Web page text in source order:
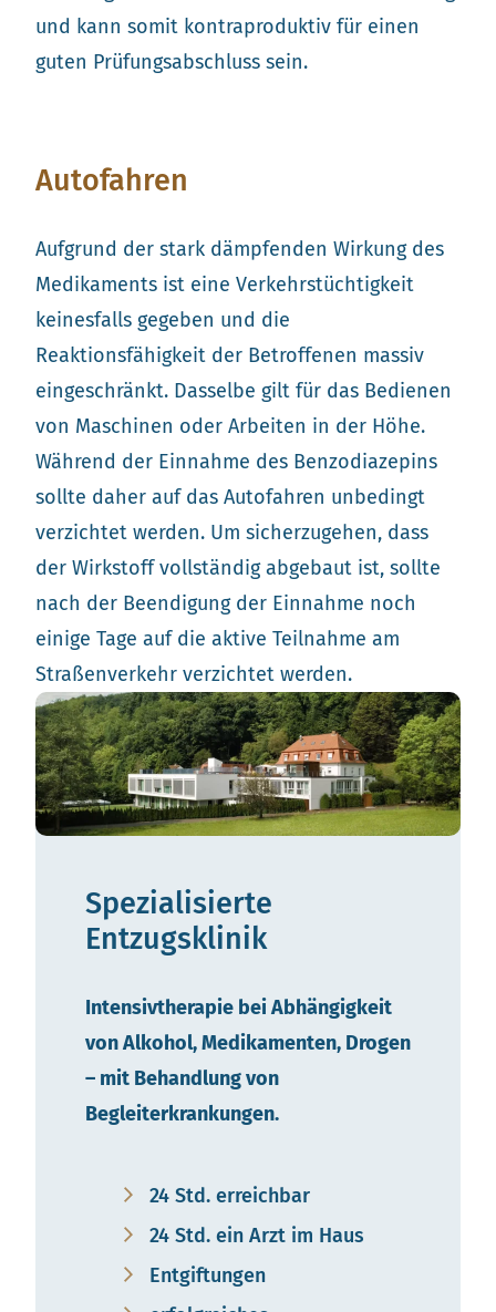
und kann somit kontraproduktiv für einen
guten Prüfungsabschluss sein.
Autofahren
Aufgrund der stark dämpfenden Wirkung des
Medikaments ist eine Verkehrstüchtigkeit
keinesfalls gegeben und die
Reaktionsfähigkeit der Betroffenen massiv
eingeschränkt. Dasselbe gilt für das Bedienen
von Maschinen oder Arbeiten in der Höhe.
Während der Einnahme des Benzodiazepins
sollte daher auf das Autofahren unbedingt
verzichtet werden. Um sicherzugehen, dass
der Wirkstoff vollständig abgebaut ist, sollte
nach der Beendigung der Einnahme noch
einige Tage auf die aktive Teilnahme am
Straßenverkehr verzichtet werden.
Spezialisierte
Entzugsklinik
Intensivtherapie bei Abhängigkeit
von Alkohol, Medikamenten, Drogen
– mit Behandlung von
Begleiterkrankungen.
24 Std. erreichbar
24 Std. ein Arzt im Haus
Entgiftungen